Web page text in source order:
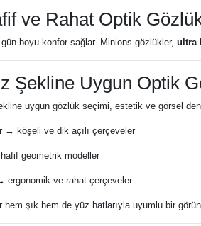
ve Rahat Optik
boyu konfor sağlar. Minions gözlükler, ultra
Şekline Uygun Optik
uygun gözlük seçimi, estetik ve görsel
→ köşeli ve dik açılı çerçeveler
geometrik modeller
ergonomik ve rahat çerçeveler
hem şık hem de yüz hatlarıyla uyumlu bir